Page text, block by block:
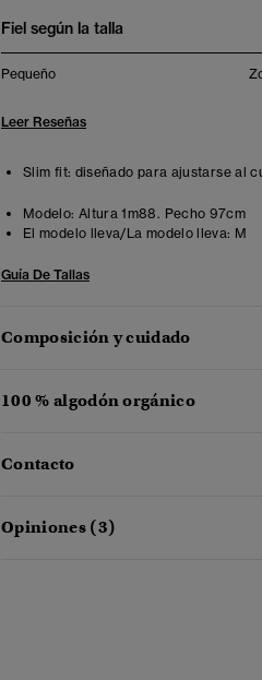
Fiel según la talla
Pequeño
Leer Reseñas
Slim fit: diseñado para ajustarse al
Modelo: Altura 1m88. Pecho 97cm
El modelo lleva/La modelo lleva: M
Guía De Tallas
Composición y cuidado
100 % algodón orgánico
Contacto
Opiniones (3)